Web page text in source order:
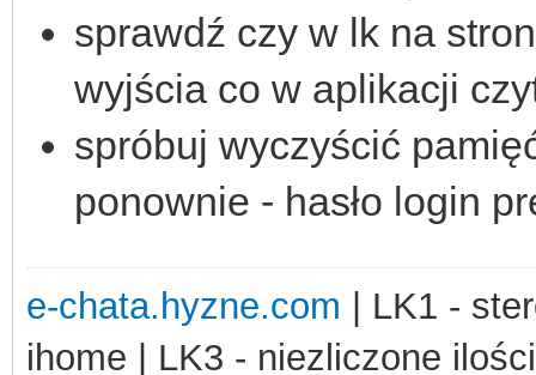
sprawdź czy w lk na
wyjścia co w aplikacji
spróbuj wyczyścić
ponownie - hasło login
e-chata.hyzne.com | LK1 -
ihome | LK3 - niezliczone